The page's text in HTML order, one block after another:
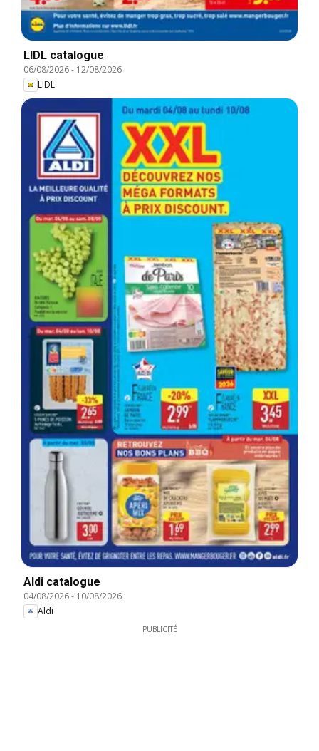
LIDL catalogue
06/08/2026- 12/08/2026
LIDL
Aldi catalogue
04/08/2026- 10/08/2026
Aldi
PUBLICITÉ